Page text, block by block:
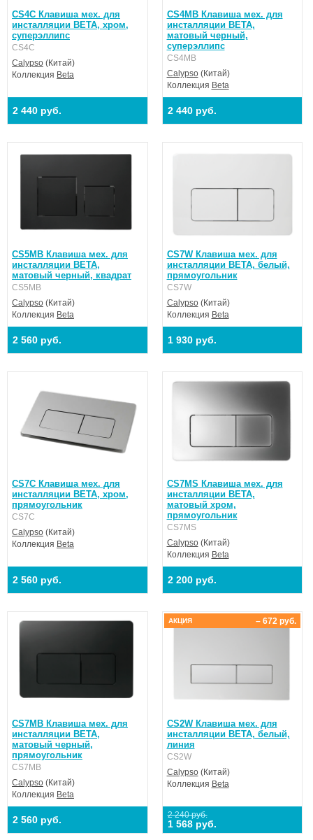
CS4C Клавиша мех. для
инсталляции BETA, хром,
суперэллипс
CS4C
Calypso (Китай)
Коллекция Beta
2 440 руб.
CS4MB Клавиша мех. для
инсталляции BETA,
матовый черный,
суперэллипс
CS4MB
Calypso(Китай)
Коллекция Beta
2 440 руб.
CS5MB Клавиша мех. для
инсталляции BETA,
матовый черный, квадрат
CS5MB
Calypso (Китай)
Коллекция Beta
2 560 руб.
CS7W Клавиша мех. для
инсталляции BETA, белый,
прямоугольник
CS7W
Calypso(Китай)
Коллекция Beta
1 930 руб.
CS7C Клавиша мех. для
инсталляции BETA, хром,
прямоугольник
CS7C
Calypso (Китай)
Коллекция Beta
2 560 руб.
CS7MS Клавиша мех. для
инсталляции BETA,
матовый хром,
прямоугольник
CS7MS
Calypso(Китай)
Коллекция Beta
2 200 руб.
CS7MB Клавиша мех. для
инсталляции BETA,
матовый черный,
прямоугольник
CS7MB
Calypso (Китай)
Коллекция Beta
2 560 руб.
CS2W Клавиша мех. для
инсталляции BETA, белый,
линия
CS2W
Calypso(Китай)
Коллекция Beta
2 240 руб.
1 568 руб.
– 672 руб.
АКЦИЯ